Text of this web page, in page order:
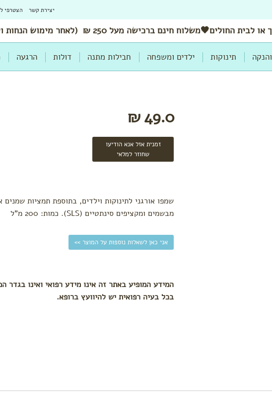
יצירת קשר הצטרפי
או לבית החולים🖤משלוח חינם ברכישה מעל 250 ₪ (לאחר מימוש הנחות ושוברים)
תינוקות ילדים ומשפחה חבילות מתנה דולות הרגעה
49.0 ₪
זמנית אזל אנא הודיעו
שחוזר למלאי
שמפו אורגני לתינוקות וילדים, בתוספת תמציות שמנים
מבשמים ומקציפים סינתטיים (SLS). כמות: 200 מ"ל
אני כאן לשאלות נוספות על המוצר >>
המידע המופיע באתר זה אינו מידע רפואי ואינו בגדר
בכל בעיה רפואית יש להיוועץ ברופא.